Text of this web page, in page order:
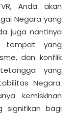
Anda akan
Negara yang
juga nantinya
tempat yang
dan konflik
yang
Negara.
kemiskinan
signifikan bagi